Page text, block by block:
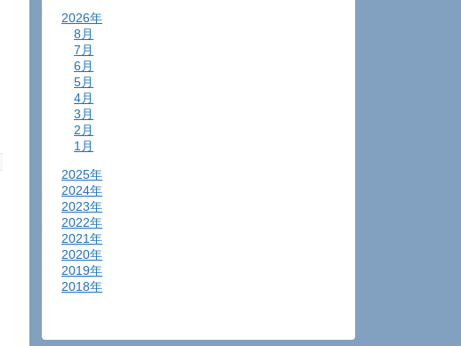
2026年
8月
7月
6月
5月
4月
3月
2月
1月
2025年
2024年
2023年
2022年
2021年
2020年
2019年
2018年